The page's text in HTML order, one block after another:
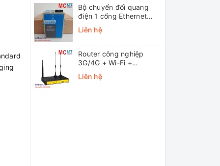
mode, SC, 20KM)
Bộ chuyển đổi quang
điện 1 cổng Ethernet
3onedata MODEL1100-
S-SC-20KM (Dual fiber,
Liên hệ
Router công nghiệp
3G/4G + Wi-Fi +
APN/VPN Four-Faith
F3436
Liên hệ